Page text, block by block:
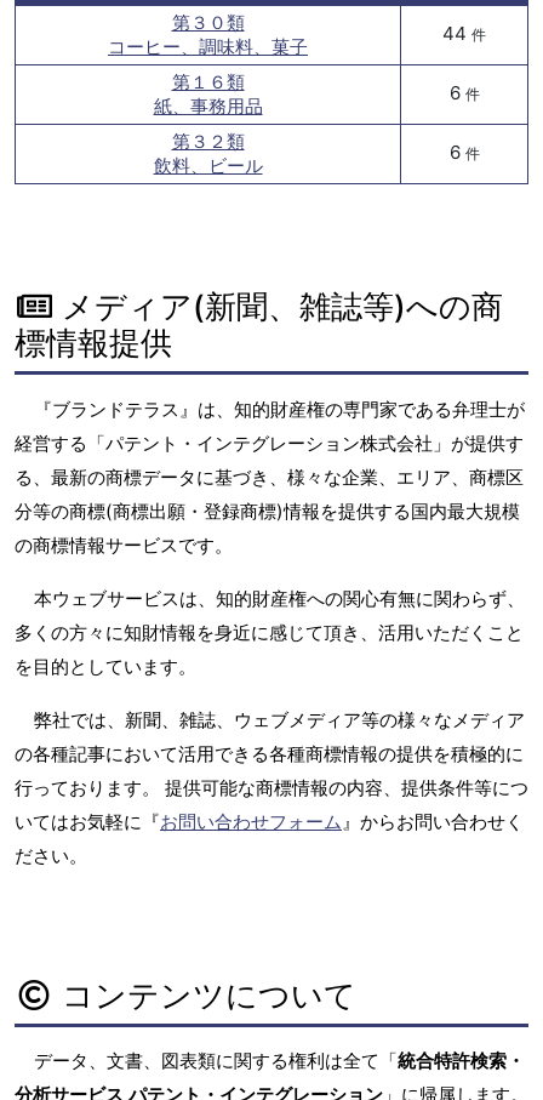
第３０類
コーヒー、調味料、菓子
44 件
第１６類
紙、事務用品
6 件
第３２類
飲料、ビール
6 件
メディア(新聞、雑誌等)への商
標情報提供
『ブランドテラス』は、知的財産権の専門家である弁理士が
経営する「パテント・インテグレーション株式会社」が提供す
る、最新の商標データに基づき、様々な企業、エリア、商標区
分等の商標(商標出願・登録商標)情報を提供する国内最大規模
の商標情報サービスです。
本ウェブサービスは、知的財産権への関心有無に関わらず、
多くの方々に知財情報を身近に感じて頂き、活用いただくこと
を目的としています。
弊社では、新聞、雑誌、ウェブメディア等の様々なメディア
の各種記事において活用できる各種商標情報の提供を積極的に
行っております。 提供可能な商標情報の内容、提供条件等につ
いてはお気軽に『お問い合わせフォーム 』からお問い合わせく
ださい。
コンテンツについて
データ、文書、図表類に関する権利は全て「統合特許検索・
分析サービス パテント・インテグレーション 」に帰属します。